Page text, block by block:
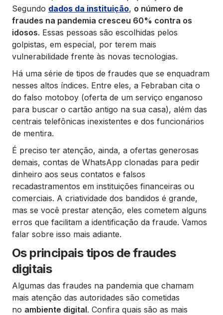
Segundo dados da instituição, o número de
fraudes na pandemia cresceu 60% contra os
idosos. Essas pessoas são escolhidas pelos
golpistas, em especial, por terem mais
vulnerabilidade frente às novas tecnologias.
Há uma série de tipos de fraudes que se enquadram
nesses altos índices. Entre eles, a Febraban cita o
do falso motoboy (oferta de um serviço enganoso
para buscar o cartão antigo na sua casa), além das
centrais telefônicas inexistentes e dos funcionários
de mentira.
É preciso ter atenção, ainda, a ofertas generosas
demais, contas de WhatsApp clonadas para pedir
dinheiro aos seus contatos e falsos
recadastramentos em instituições financeiras ou
comerciais. A criatividade dos bandidos é grande,
mas se você prestar atenção, eles cometem alguns
erros que facilitam a identificação da fraude. Vamos
falar sobre isso mais adiante.
Os principais tipos de fraudes
digitais
Algumas das fraudes na pandemia que chamam
mais atenção das autoridades são cometidas
no ambiente digital. Confira quais são as mais